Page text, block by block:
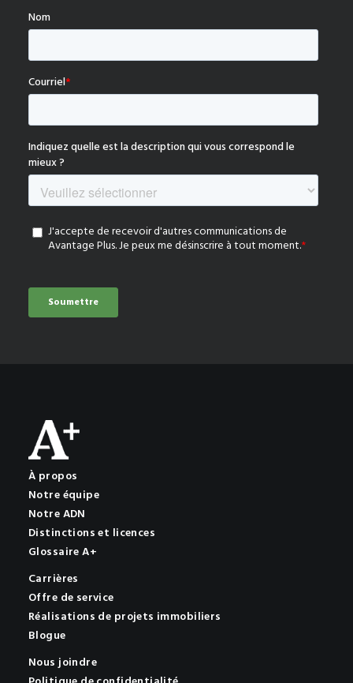
À propos
Notre équipe
Notre ADN
Distinctions et licences
Glossaire A+
Carrières
Offre de service
Réalisations de projets immobiliers
Blogue
Nous joindre